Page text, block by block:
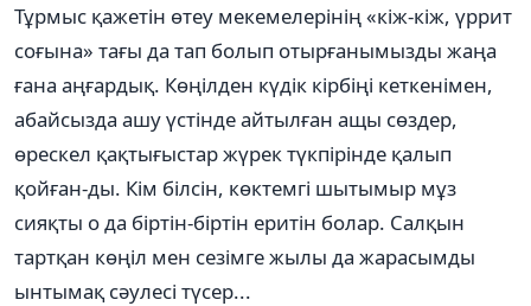
Тұрмыс қажетін өтеу мекемелерінің «кіж-кіж, үррит
соғына» тағы да тап болып отырғанымызды жаңа
ғана аңғардық. Көңілден күдік кірбіңі кеткенімен,
абайсызда ашу үстінде айтылған ащы сөздер,
өрескел қақтығыстар жүрек түкпірінде қалып
қойған-ды. Кім білсін, көктемгі шытымыр мұз
сияқты о да біртін-біртін еритін болар. Салқын
тартқан көңіл мен сезімге жылы да жарасымды
ынтымақ сәулесі түсер...